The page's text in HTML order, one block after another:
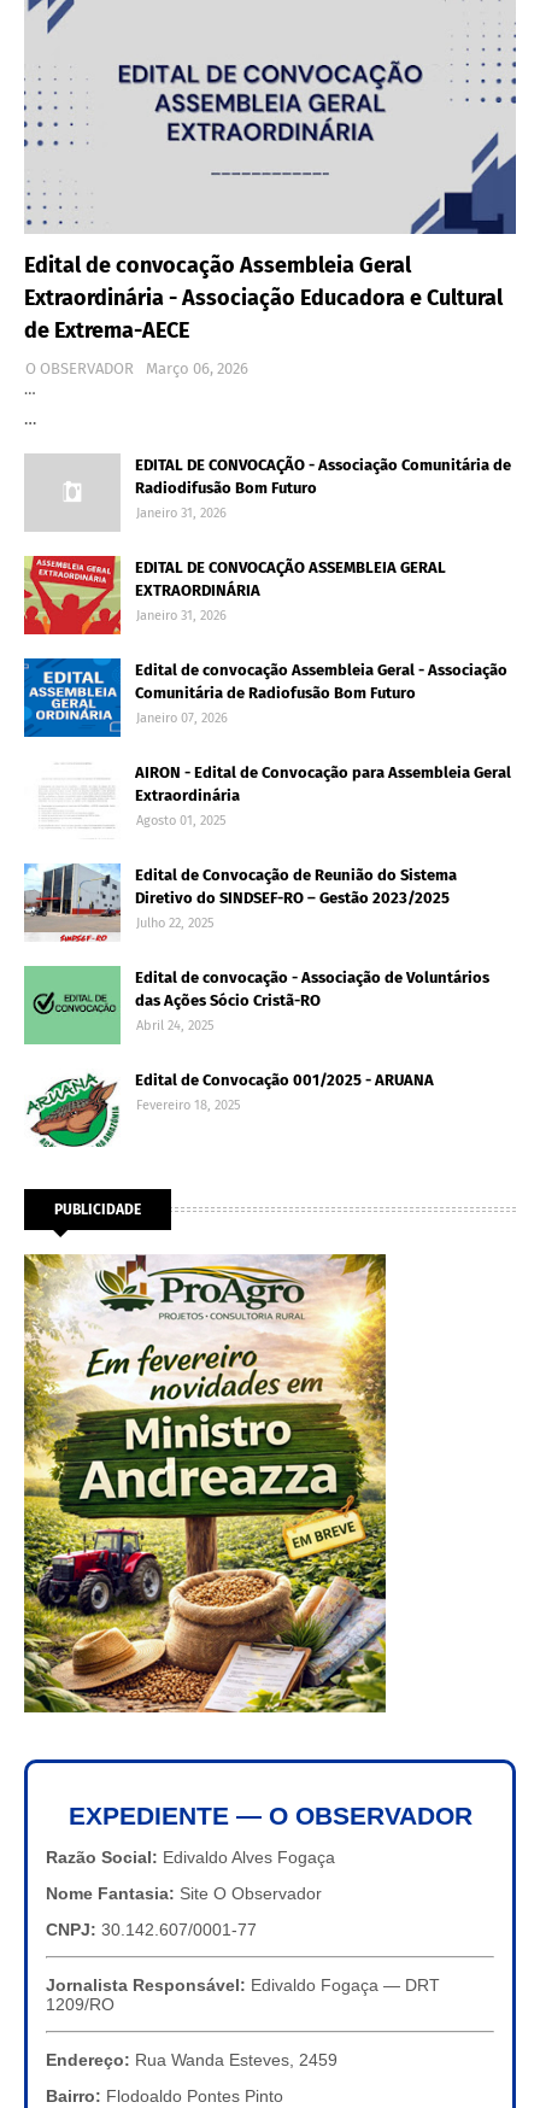
Edital de convocação Assembleia Geral
Extraordinária - Associação Educadora e Cultural
de Extrema-AECE
O OBSERVADOR
Março 06, 2026
…
…
EDITAL DE CONVOCAÇÃO - Associação Comunitária de
Radiodifusão Bom Futuro
Janeiro 31, 2026
EDITAL DE CONVOCAÇÃO ASSEMBLEIA GERAL
EXTRAORDINÁRIA
Janeiro 31, 2026
Edital de convocação Assembleia Geral - Associação
Comunitária de Radiofusão Bom Futuro
Janeiro 07, 2026
AIRON - Edital de Convocação para Assembleia Geral
Extraordinária
Agosto 01, 2025
Edital de Convocação de Reunião do Sistema
Diretivo do SINDSEF-RO – Gestão 2023/2025
Julho 22, 2025
Edital de convocação - Associação de Voluntários
das Ações Sócio Cristã-RO
Abril 24, 2025
Edital de Convocação 001/2025 - ARUANA
Fevereiro 18, 2025
PUBLICIDADE
EXPEDIENTE — O OBSERVADOR
Razão Social: Edivaldo Alves Fogaça
Nome Fantasia: Site O Observador
CNPJ: 30.142.607/0001-77
Jornalista Responsável: Edivaldo Fogaça — DRT
1209/RO
Endereço: Rua Wanda Esteves, 2459
Bairro: Flodoaldo Pontes Pinto